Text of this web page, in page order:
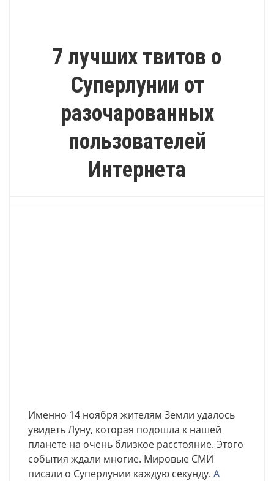
7 лучших твитов о
Суперлунии от
разочарованных
пользователей
Интернета
Именно 14 ноября жителям Земли удалось
увидеть Луну, которая подошла к нашей
планете на очень близкое расстояние. Этого
события ждали многие. Мировые СМИ
писали о Суперлунии каждую секунду. А